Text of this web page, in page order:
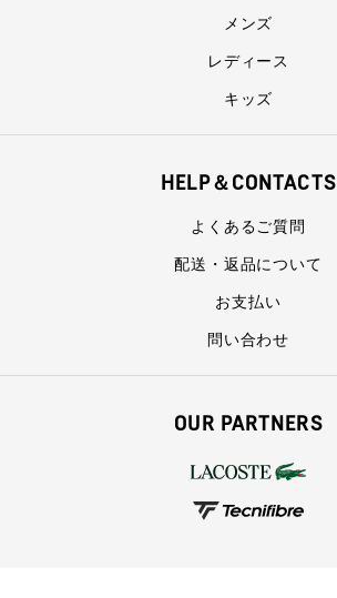
メンズ
レディース
キッズ
HELP＆CONTACTS
よくあるご質問
配送・返品について
お支払い
問い合わせ
OUR PARTNERS